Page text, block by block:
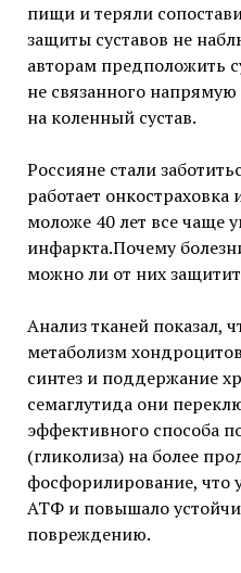
пищи и теряли
защиты суставов не
авторам предположить
не связанного
на коленный сустав.
Россияне стали
работает
моложе 40 лет все чаще
инфаркта.Почему
можно ли от них
Анализ тканей показал,
метаболизм
синтез и поддержание
семаглутида они
эффективного способа
(гликолиза) на более
фосфорилирование, что
АТФ и повышало
повреждению.